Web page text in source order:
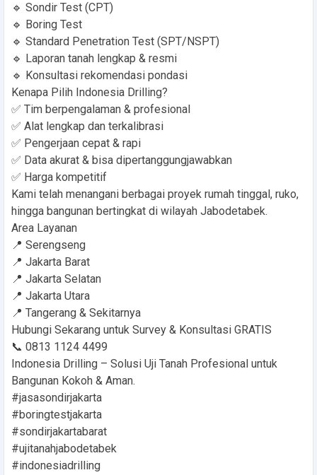
🔹 Sondir Test (CPT)
🔹 Boring Test
🔹 Standard Penetration Test (SPT/NSPT)
🔹 Laporan tanah lengkap & resmi
🔹 Konsultasi rekomendasi pondasi
Kenapa Pilih Indonesia Drilling?
✅ Tim berpengalaman & profesional
✅ Alat lengkap dan terkalibrasi
✅ Pengerjaan cepat & rapi
✅ Data akurat & bisa dipertanggungjawabkan
✅ Harga kompetitif
Kami telah menangani berbagai proyek rumah tinggal, ruko,
hingga bangunan bertingkat di wilayah Jabodetabek.
Area Layanan
📍 Serengseng
📍 Jakarta Barat
📍 Jakarta Selatan
📍 Jakarta Utara
📍 Tangerang & Sekitarnya
Hubungi Sekarang untuk Survey & Konsultasi GRATIS
📞 0813 1124 4499
Indonesia Drilling – Solusi Uji Tanah Profesional untuk
Bangunan Kokoh & Aman.
#jasasondirjakarta
#boringtestjakarta
#sondirjakartabarat
#ujitanahjabodetabek
#indonesiadrilling